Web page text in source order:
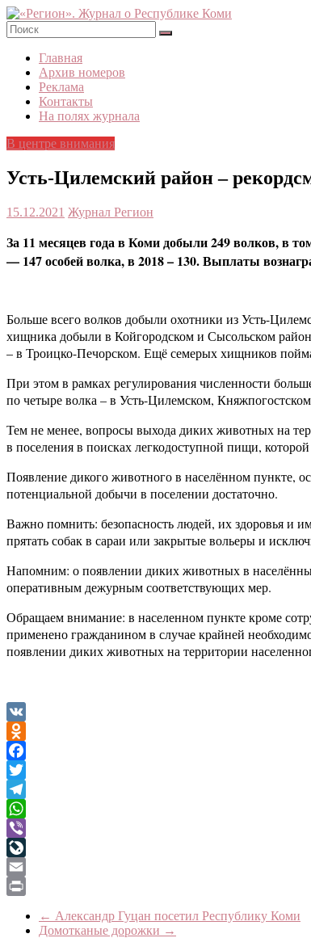
Skip
to
content
«Регион».
Журнал
Республике
Коми
Главная
Архив номеров
Реклама
Контакты
На полях журнала
В центре внимания
Усть-Цилемский район –
15.12.2021 Журнал Регион
За 11 месяцев года в Коми добыли 249 волков, в
— 147 особей волка, в 2018 – 130. Выплаты
Больше всего волков добыли охотники из Усть-
хищника добыли в Койгородском и Сысольском
– в Троицко-Печорском. Ещё семерых хищников
При этом в рамках регулирования численности
по четыре волка – в Усть-Цилемском,
Тем не менее, вопросы выхода диких животных на
в поселения в поисках легкодоступной пищи,
Появление дикого животного в населённом пункте,
потенциальной добычи в поселении достаточно.
Важно помнить: безопасность людей, их здоровья и
прятать собак в сараи или закрытые вольеры и
Напомним: о появлении диких животных в
оперативным дежурным соответствующих мер.
Обращаем внимание: в населенном пункте кроме
применено гражданином в случае крайней
появлении диких животных на территории
VK
Odnoklassniki
Facebook
Twitter
Telegram
WhatsApp
Viber
LiveJournal
Email
← Александр Гуцан посетил Республику Коми
Домотканые дорожки →